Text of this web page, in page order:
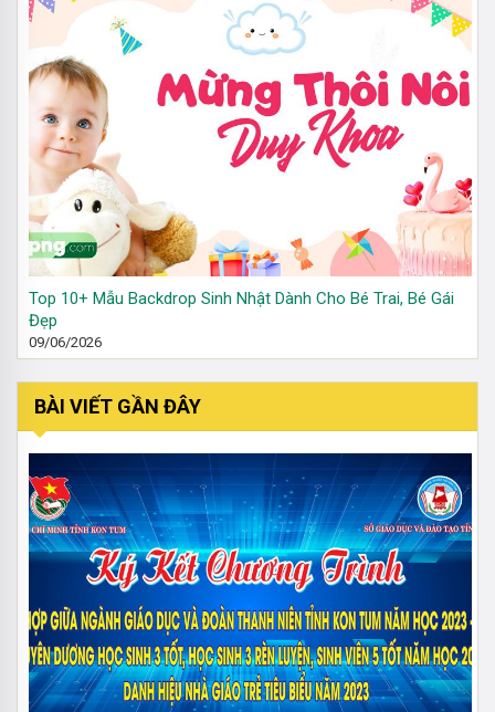
Top 10+ Mẫu Backdrop Sinh Nhật Dành Cho Bé Trai, Bé Gái
Đẹp
09/06/2026
BÀI VIẾT GẦN ĐÂY